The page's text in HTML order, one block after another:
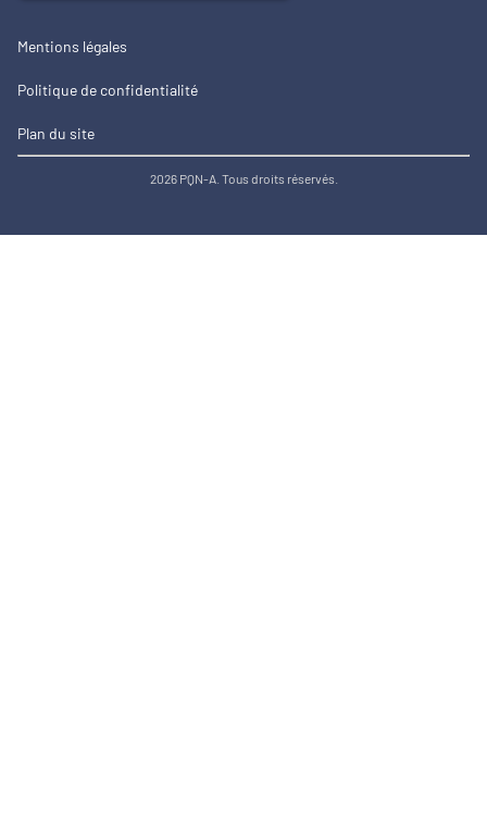
Mentions légales
Politique de confidentialité
Plan du site
2026 PQN-A. Tous droits réservés.